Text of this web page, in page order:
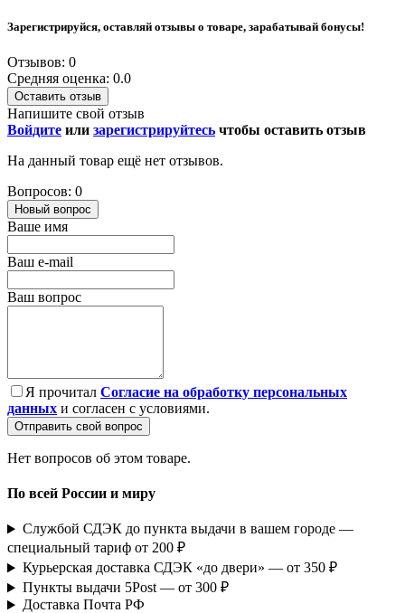
Зарегистрируйся, оставляй отзывы о товаре, зарабатывай бонусы!
Отзывов: 0
Средняя оценка: 0.0
Оставить отзыв
Напишите свой отзыв
Войдите или зарегистрируйтесь чтобы оставить отзыв
На данный товар ещё нет отзывов.
Вопросов: 0
Новый вопрос
Ваше имя
Ваш e-mail
Ваш вопрос
Я прочитал Согласие на обработку персональных
данных и согласен с условиями.
Отправить свой вопрос
Нет вопросов об этом товаре.
По всей России и миру
Службой СДЭК до пункта выдачи в вашем городе —
специальный тариф от 200 ₽
Курьерская доставка СДЭК «до двери» — от 350 ₽
Пункты выдачи 5Post — от 300 ₽
Доставка Почта РФ